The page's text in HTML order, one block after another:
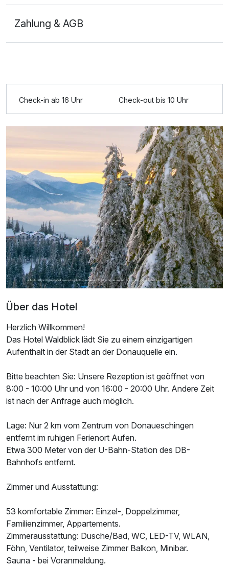
Ausstattung
Zusatznächte
Für 4 Tage p.P. ab0,00 €
Appartement/s
6 Erwachsene und 2 Kinder
Zahlung & AGB
Check-in ab 16 Uhr Check-out bis 10 Uhr
Über das Hotel
Herzlich Willkommen!
Das Hotel Waldblick lädt Sie zu einem einzigartigen
Aufenthalt in der Stadt an der Donauquelle ein.
Bitte beachten Sie: Unsere Rezeption ist geöffnet von
8:00 - 10:00 Uhr und von 16:00 - 20:00 Uhr. Andere Zeit
ist nach der Anfrage auch möglich.
Lage: Nur 2 km vom Zentrum von Donaueschingen
entfernt im ruhigen Ferienort Aufen.
Etwa 300 Meter von der U-Bahn-Station des DB-
Bahnhofs entfernt.
Zimmer und Ausstattung:
53 komfortable Zimmer: Einzel-, Doppelzimmer,
Familienzimmer, Appartements.
Zimmerausstattung: Dusche/Bad, WC, LED-TV, WLAN,
Föhn, Ventilator, teilweise Zimmer Balkon, Minibar.
Sauna - bei Voranmeldung.